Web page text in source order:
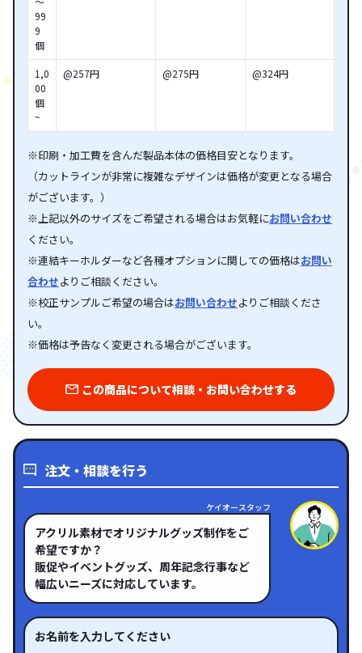
99
9
個
1,0
00
個
~
@257円 @275円 @324円
※印刷・加工費を含んだ製品本体の価格目安となります。
（カットラインが非常に複雑なデザインは価格が変更となる場合
がございます。）
※上記以外のサイズをご希望される場合はお気軽にお問い合わせ
ください。
※連結キーホルダーなど各種オプションに関しての価格はお問い
合わせよりご相談ください。
※校正サンプルご希望の場合はお問い合わせよりご相談くださ
い。
※価格は予告なく変更される場合がございます。
この商品について相談・お問い合わせする
注文・相談を行う
ケイオースタッフ
アクリル素材でオリジナルグッズ制作をご
希望ですか？
販促やイベントグッズ、周年記念行事など
幅広いニーズに対応しています。
お名前を入力してください